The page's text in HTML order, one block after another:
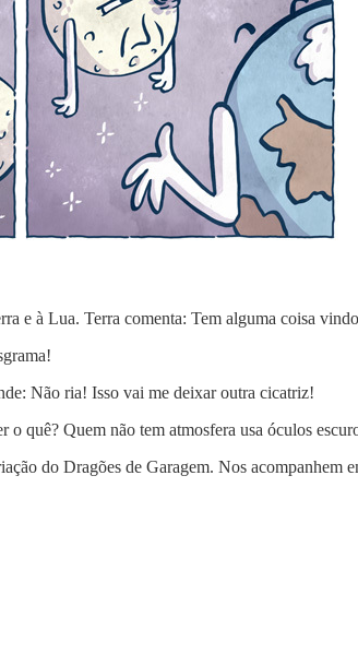
e à Lua. Terra comenta: Tem alguma coisa
Não ria! Isso vai me deixar outra cicatriz!
quê? Quem não tem atmosfera usa óculos
do Dragões de Garagem. Nos acompanhem